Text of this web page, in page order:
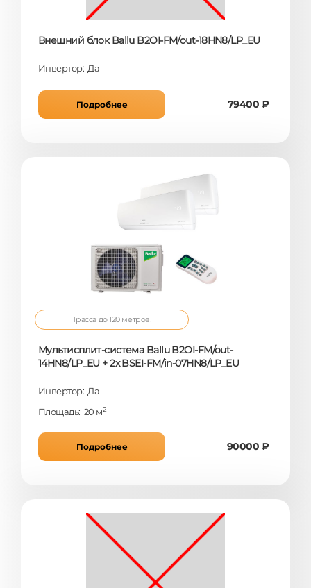
Внешний блок Ballu B2OI-FM/out-18HN8/LP_EU
Инвертор: Да
Подробнее 79400 ₽
Трасса до 120 метров!
Мультисплит-система Ballu B2OI-FM/out-
14HN8/LP_EU + 2x BSEI-FM/in-07HN8/LP_EU
Инвертор: Да
Площадь: 20 м2
Подробнее 90000 ₽